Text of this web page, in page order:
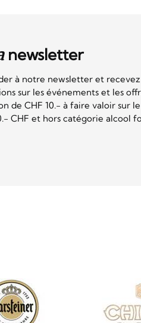
newsletter
à notre newsletter et recevez
sur les événements et les
de CHF 10.- à faire valoir sur
CHF et hors catégorie alcool